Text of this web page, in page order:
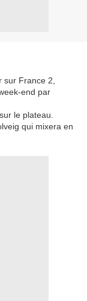
France 2,
end par
le plateau.
qui mixera en